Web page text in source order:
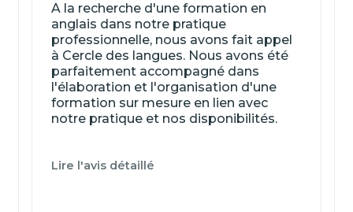
A la recherche d'une formation en
anglais dans notre pratique
professionnelle, nous avons fait appel
à Cercle des langues. Nous avons été
parfaitement accompagné dans
l'élaboration et l'organisation d'une
formation sur mesure en lien avec
notre pratique et nos disponibilités.
Lire l'avis détaillé